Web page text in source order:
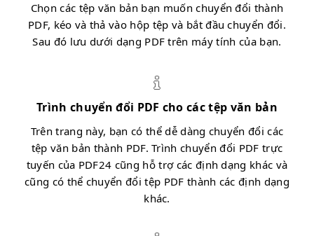
Chọn các tệp văn bản bạn muốn chuyển đổi thành
PDF, kéo và thả vào hộp tệp và bắt đầu chuyển đổi.
Sau đó lưu dưới dạng PDF trên máy tính của bạn.
Trình chuyển đổi PDF cho các tệp văn bản
Trên trang này, bạn có thể dễ dàng chuyển đổi các
tệp văn bản thành PDF. Trình chuyển đổi PDF trực
tuyến của PDF24 cũng hỗ trợ các định dạng khác và
cũng có thể chuyển đổi tệp PDF thành các định dạng
khác.